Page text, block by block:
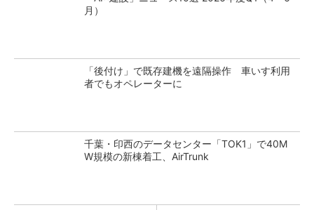
月）
「後付け」で既存建機を遠隔操作 車いす利用
者でもオペレーターに
千葉・印西のデータセンター「TOK1」で40M
W規模の新棟着工、AirTrunk